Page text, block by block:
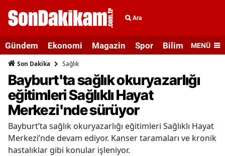
Ara
Gündem Ekonomi Magazin Spor Bilim veMENÜ
Son Dakika Sağlık
Bayburt'ta sağlık okuryazarlığı
eğitimleri Sağlıklı Hayat
Merkezi'nde sürüyor
Bayburt’ta sağlık okuryazarlığı eğitimleri Sağlıklı Hayat
Merkezi’nde devam ediyor. Kanser taramaları ve kronik
hastalıklar gibi konular işleniyor.